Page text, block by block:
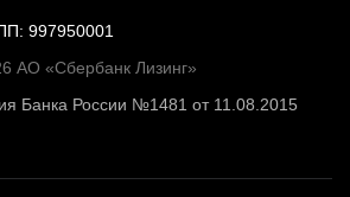
997950001
АО «Сбербанк Лизинг»
Банка России №1481 от 11.08.2015